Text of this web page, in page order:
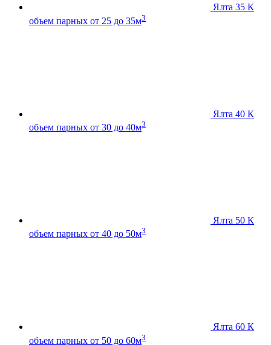
Ялта 35 К
объем парных от 25 до 35м3
Ялта 40 К
объем парных от 30 до 40м3
Ялта 50 К
объем парных от 40 до 50м3
Ялта 60 К
объем парных от 50 до 60м3